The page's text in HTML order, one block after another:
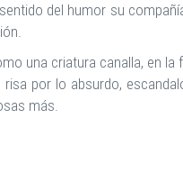
del humor su
una criatura canalla, en
por lo absurdo,
más.